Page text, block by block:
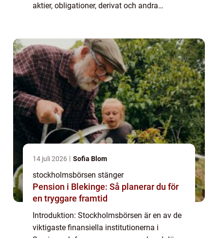
aktier, obligationer, derivat och andra
Stockholm...
14 juli 2026 Sofia Blom
stockholmsbörsen stänger
Pension i Blekinge: Så planerar du för
en tryggare framtid
Introduktion: Stockholmsbörsen är en av de
viktigaste finansiella institutionerna i